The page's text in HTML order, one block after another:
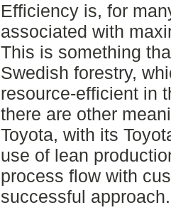
Efficiency is, for
associated with
This is something
Swedish forestry,
resource-efficient in
there are other
Toyota, with its
use of lean
process flow with
successful approach.